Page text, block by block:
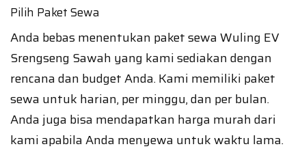
Pilih Paket Sewa
Anda bebas menentukan paket sewa Wuling EV
Srengseng Sawah yang kami sediakan dengan
rencana dan budget Anda. Kami memiliki paket
sewa untuk harian, per minggu, dan per bulan.
Anda juga bisa mendapatkan harga murah dari
kami apabila Anda menyewa untuk waktu lama.